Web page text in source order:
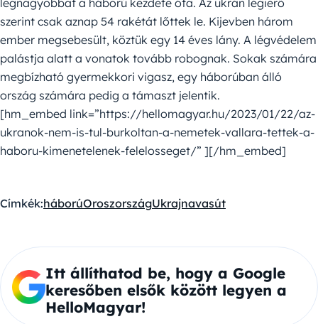
legnagyobbat a háború kezdete óta. Az ukrán légierő
szerint csak aznap 54 rakétát lőttek le. Kijevben három
ember megsebesült, köztük egy 14 éves lány. A légvédelem
palástja alatt a vonatok tovább robognak. Sokak számára
megbízható gyermekkori vigasz, egy háborúban álló
ország számára pedig a támaszt jelentik.
[hm_embed link=”https://hellomagyar.hu/2023/01/22/az-
ukranok-nem-is-tul-burkoltan-a-nemetek-vallara-tettek-a-
haboru-kimenetelenek-felelosseget/” ][/hm_embed]
Címkék:háborúOroszországUkrajnavasút
Itt állíthatod be, hogy a Google
keresőben elsők között legyen a
HelloMagyar!